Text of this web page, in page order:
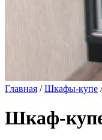
Главная /Шкафы-купе
Шкаф-